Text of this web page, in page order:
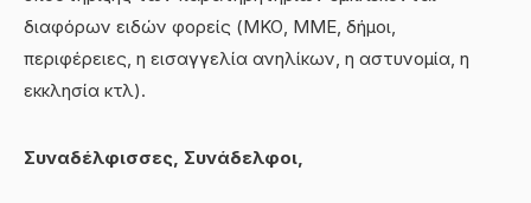
διαφόρων ειδών φορείς (ΜΚΟ, ΜΜΕ, δήμοι,
περιφέρειες, η εισαγγελία ανηλίκων, η αστυνομία, η
εκκλησία κτλ).
Συναδέλφισσες, Συνάδελφοι,